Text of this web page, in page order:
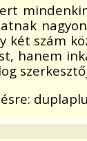
két szám
hanem